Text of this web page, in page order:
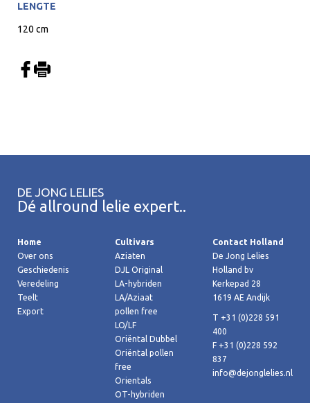
LENGTE
120 cm
DE JONG LELIES
Dé allround lelie expert..
Home
Over ons
Geschiedenis
Veredeling
Teelt
Export
Cultivars
Aziaten
DJL Original
LA-hybriden
LA/Aziaat
pollen free
LO/LF
Oriëntal Dubbel
Oriëntal pollen
free
Orientals
OT-hybriden
Contact Holland
De Jong Lelies
Holland bv
Kerkepad 28
1619 AE Andijk
T +31 (0)228 591
400
F +31 (0)228 592
837
info@dejonglelies.nl